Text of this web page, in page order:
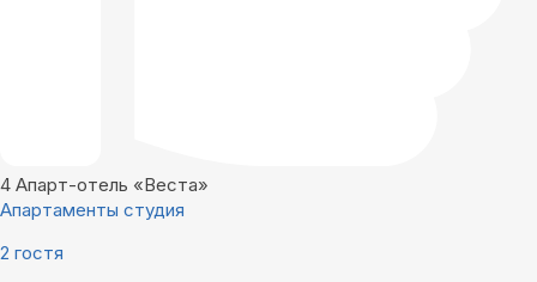
4 Апарт-отель «Веста»
Апартаменты студия
2 гостя